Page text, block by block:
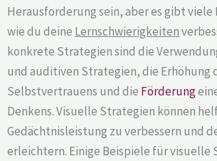
Herausforderung sein, aber es gibt
wie du deine Lernschwierigkeiten
konkrete Strategien sind die
und auditiven Strategien, die Erhöhung
Selbstvertrauens und die Förderung
Denkens. Visuelle Strategien können
Gedächtnisleistung zu verbessern und
erleichtern. Einige Beispiele für visuelle